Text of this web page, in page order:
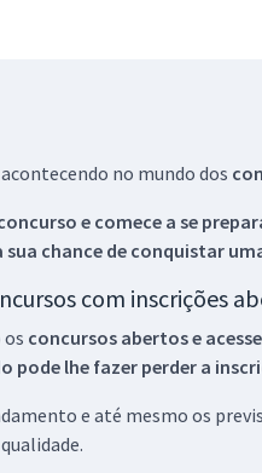
no mundo dos
e comece a se
chance de conquistar
com inscrições
os concursos abertos e
lhe fazer perder a
e até mesmo os